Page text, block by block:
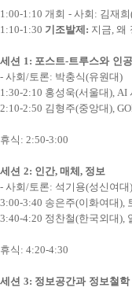
1:00-1:10 개회 - 사회 : 김재희
1:10-1:30 기조발제 : 지금, 왜
세션 1: 포스트-트루스와 인
- 사회/토론: 박충식(유원대)
1:30-2:10 홍성욱(서울대), AI
2:10-2:50 김형주(중앙대),
휴식 : 2:50-3:00
세션 2: 인간, 매체 , 정보
- 사회/토론: 석기용(성신여대)
3:00-3:40 송은주(이화여대),
3:40-4:20 정찬철(한국외대),
휴식 : 4:20-4:30
세션 3: 정보공간과 정보철학